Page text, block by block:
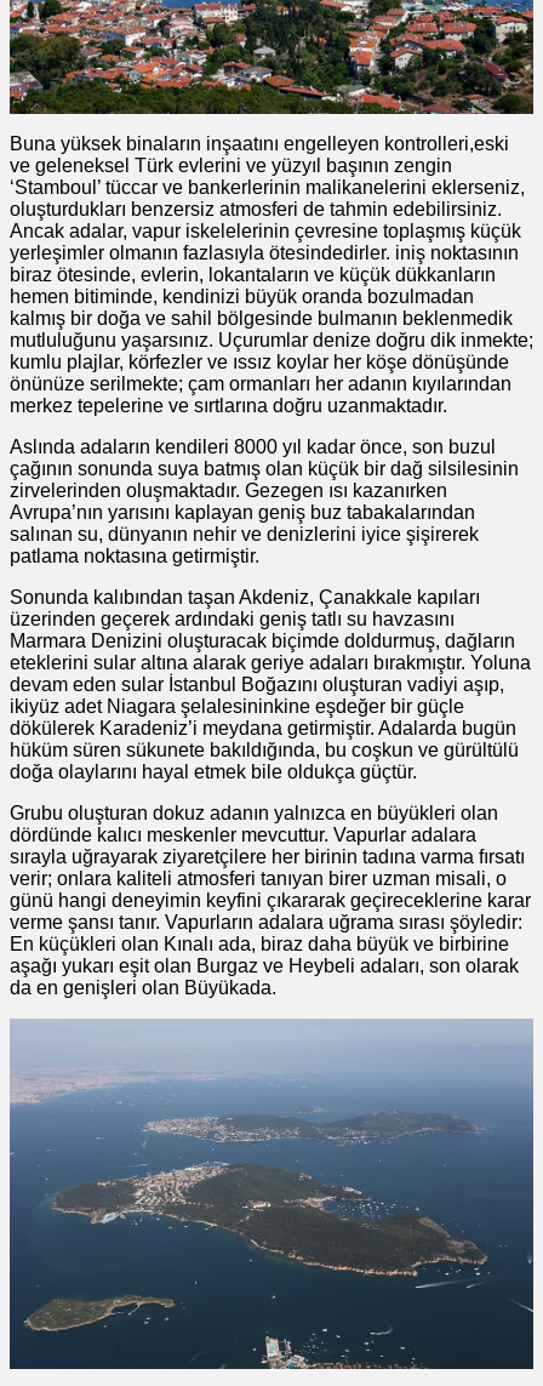
Buna yüksek binaların inşaatını engelleyen kontrolleri,eski
ve geleneksel Türk evlerini ve yüzyıl başının zengin
‘Stamboul’ tüccar ve bankerlerinin malikanelerini eklerseniz,
oluşturdukları benzersiz atmosferi de tahmin edebilirsiniz.
Ancak adalar, vapur iskelelerinin çevresine toplaşmış küçük
yerleşimler olmanın fazlasıyla ötesindedirler. iniş noktasının
biraz ötesinde, evlerin, lokantaların ve küçük dükkanların
hemen bitiminde, kendinizi büyük oranda bozulmadan
kalmış bir doğa ve sahil bölgesinde bulmanın beklenmedik
mutluluğunu yaşarsınız. Uçurumlar denize doğru dik inmekte;
kumlu plajlar, körfezler ve ıssız koylar her köşe dönüşünde
önünüze serilmekte; çam ormanları her adanın kıyılarından
merkez tepelerine ve sırtlarına doğru uzanmaktadır.
Aslında adaların kendileri 8000 yıl kadar önce, son buzul
çağının sonunda suya batmış olan küçük bir dağ silsilesinin
zirvelerinden oluşmaktadır. Gezegen ısı kazanırken
Avrupa’nın yarısını kaplayan geniş buz tabakalarından
salınan su, dünyanın nehir ve denizlerini iyice şişirerek
patlama noktasına getirmiştir.
Sonunda kalıbından taşan Akdeniz, Çanakkale kapıları
üzerinden geçerek ardındaki geniş tatlı su havzasını
Marmara Denizini oluşturacak biçimde doldurmuş, dağların
eteklerini sular altına alarak geriye adaları bırakmıştır. Yoluna
devam eden sular İstanbul Boğazını oluşturan vadiyi aşıp,
ikiyüz adet Niagara şelalesininkine eşdeğer bir güçle
dökülerek Karadeniz’i meydana getirmiştir. Adalarda bugün
hüküm süren sükunete bakıldığında, bu coşkun ve gürültülü
doğa olaylarını hayal etmek bile oldukça güçtür.
Grubu oluşturan dokuz adanın yalnızca en büyükleri olan
dördünde kalıcı meskenler mevcuttur. Vapurlar adalara
sırayla uğrayarak ziyaretçilere her birinin tadına varma fırsatı
verir; onlara kaliteli atmosferi tanıyan birer uzman misali, o
günü hangi deneyimin keyfini çıkararak geçireceklerine karar
verme şansı tanır. Vapurların adalara uğrama sırası şöyledir:
En küçükleri olan Kınalı ada, biraz daha büyük ve birbirine
aşağı yukarı eşit olan Burgaz ve Heybeli adaları, son olarak
da en genişleri olan Büyükada.